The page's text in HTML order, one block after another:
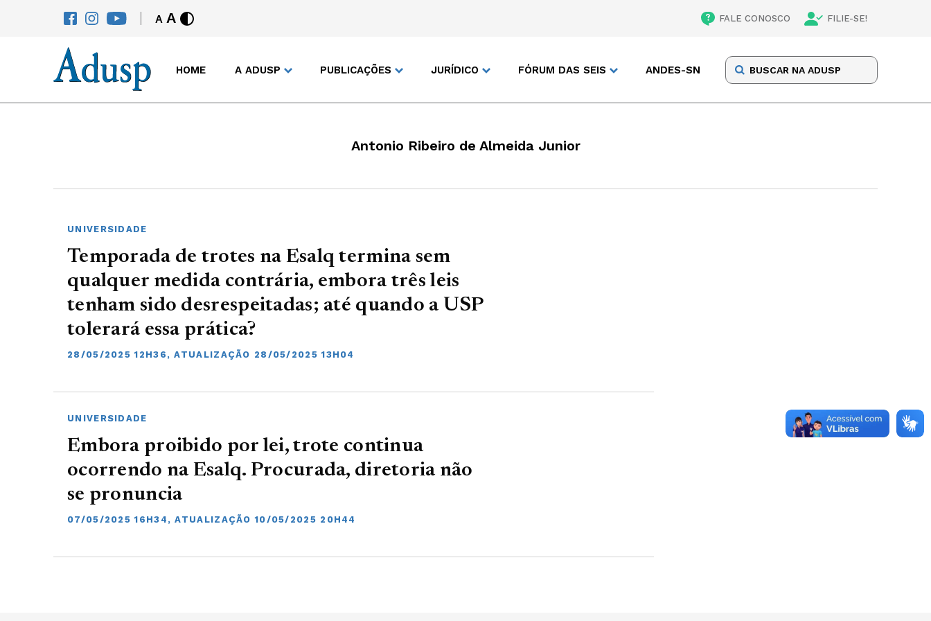
A A FALE CONOSCO FILIE-SE!
HOME A ADUSP PUBLICAÇÕES JURÍDICO FÓRUM DAS SEIS ANDES-SN
Antonio Ribeiro de Almeida Junior
UNIVERSIDADE
Temporada de trotes na Esalq termina sem
qualquer medida contrária, embora três leis
tenham sido desrespeitadas; até quando a USP
tolerará essa prática?
28/05/2025 12H36, ATUALIZAÇÃO 28/05/2025 13H04
UNIVERSIDADE
Embora proibido por lei, trote continua
ocorrendo na Esalq. Procurada, diretoria não
se pronuncia
07/05/2025 16H34, ATUALIZAÇÃO 10/05/2025 20H44